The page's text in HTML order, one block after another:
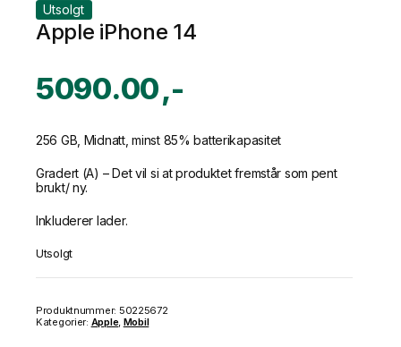
Utsolgt
Apple iPhone 14
5090.00
256 GB, Midnatt, minst 85% batterikapasitet
Gradert (A) – Det vil si at produktet fremstår som pent
brukt/ ny.
Inkluderer lader.
Utsolgt
Produktnummer: 50225672
Kategorier: Apple, Mobil